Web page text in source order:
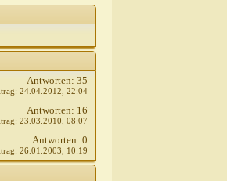
Antworten: 35
24.04.2012, 22:04
Antworten: 16
23.03.2010, 08:07
Antworten: 0
26.01.2003, 10:19